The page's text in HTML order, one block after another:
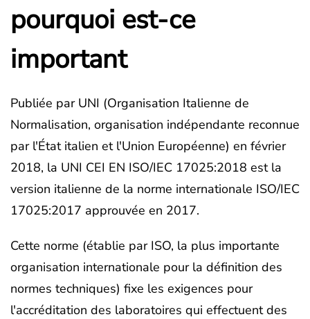
pourquoi est-ce
important
Publiée par UNI (Organisation Italienne de
Normalisation, organisation indépendante reconnue
par l'État italien et l'Union Européenne) en février
2018, la UNI CEI EN ISO/IEC 17025:2018 est la
version italienne de la norme internationale ISO/IEC
17025:2017 approuvée en 2017.
Cette norme (établie par ISO, la plus importante
organisation internationale pour la définition des
normes techniques) fixe les exigences pour
l'accréditation des laboratoires qui effectuent des